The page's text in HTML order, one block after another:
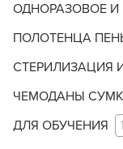
ОДНОРАЗОВОЕ И
ПОЛОТЕНЦА
СТЕРИЛИЗАЦИЯ
ЧЕМОДАНЫ
ДЛЯ ОБУЧЕНИЯ